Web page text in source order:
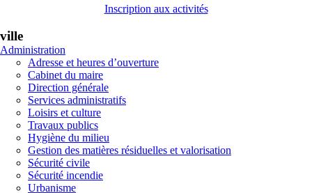
Inscription aux activités
ville
Administration
Adresse et heures d’ouverture
Cabinet du maire
Direction générale
Services administratifs
Loisirs et culture
Travaux publics
Hygiène du milieu
Gestion des matières résiduelles et valorisation
Sécurité civile
Sécurité incendie
Urbanisme